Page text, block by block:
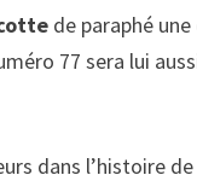
de paraphé
77 sera lui
dans l’histoire